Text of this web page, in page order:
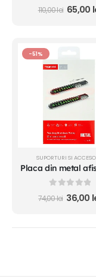
out of 5
110,00lei 65,00
-51%
SUPORTURI SI
out of 5
74,00lei 36,00